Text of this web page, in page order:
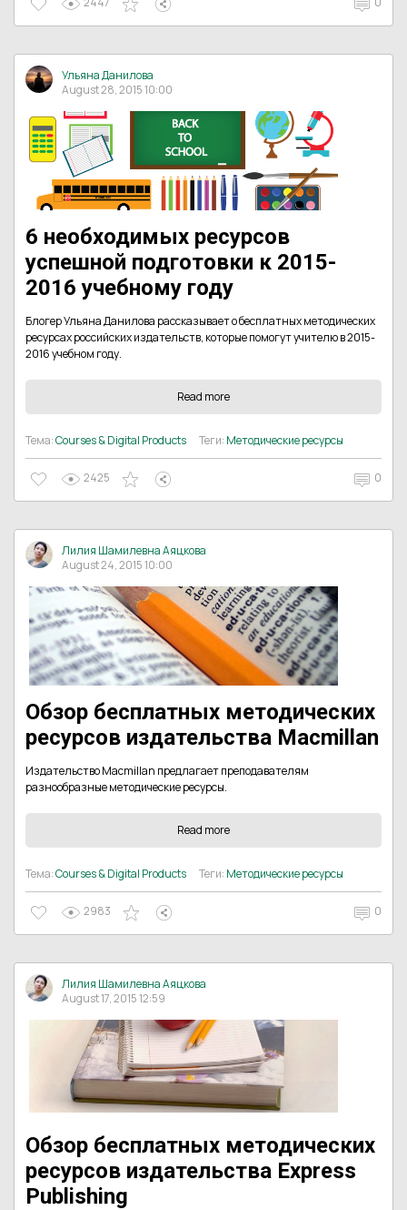
Ульяна Данилова
August 28, 2015 10:00
6 необходимых ресурсов
успешной подготовки к 2015-
2016 учебному году
Блогер Ульяна Данилова рассказывает о бесплатных методических
ресурсах российских издательств, которые помогут учителю в 2015-
2016 учебном году.
Read more
Тема:Courses & Digital Products Теги: Методические ресурсы
2425 0
Лилия Шамилевна Аяцкова
August 24, 2015 10:00
Обзор бесплатных методических
ресурсов издательства Macmillan
Издательство Macmillan предлагает преподавателям
разнообразные методические ресурсы.
Read more
Тема:Courses & Digital Products Теги: Методические ресурсы
2983 0
Лилия Шамилевна Аяцкова
August 17, 2015 12:59
Обзор бесплатных методических
ресурсов издательства Express
Publishing